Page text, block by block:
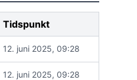
Tidspunkt
12. juni 2025, 09:28
12. juni 2025, 09:28